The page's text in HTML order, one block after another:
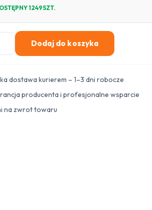
1249SZT.
Dodaj do koszyka
dostawa kurierem – 1–3 dni robocze
producenta i profesjonalne wsparcie
na zwrot towaru